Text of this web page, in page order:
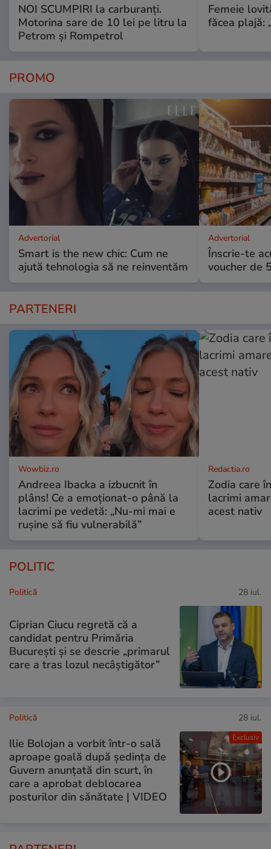
NOI SCUMPIRI la carburanți.
Motorina sare de 10 lei pe litru la
Petrom și Rompetrol
Femeie
făcea plajă:
PROMO
Advertorial
Smart is the new chic: Cum ne
ajută tehnologia să ne reinventăm
Advertorial
Înscrie-te
voucher de
PARTENERI
Wowbiz.ro
Andreea Ibacka a izbucnit în
plâns! Ce a emoționat-o până la
lacrimi pe vedetă: „Nu-mi mai e
rușine să fiu vulnerabilă”
Redactia.ro
Zodia care
lacrimi
acest nativ
POLITIC
Politică 28 iul.
Ciprian Ciucu regretă că a
candidat pentru Primăria
București și se descrie „primarul
care a tras lozul necâștigător”
Exclusiv
Politică 28 iul.
Ilie Bolojan a vorbit într-o sală
aproape goală după ședința de
Guvern anunțată din scurt, în
care a aprobat deblocarea
posturilor din sănătate | VIDEO